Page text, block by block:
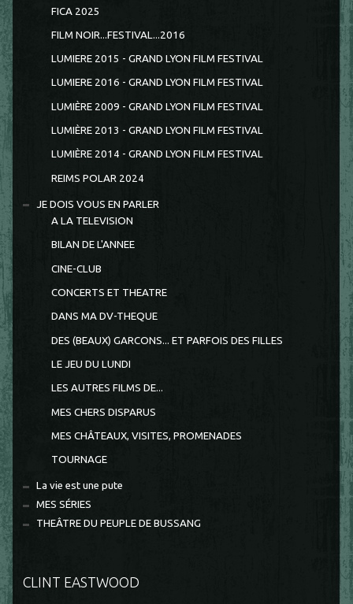
FICA 2025
FILM NOIR...FESTIVAL...2016
LUMIERE 2015 - GRAND LYON FILM FESTIVAL
LUMIERE 2016 - GRAND LYON FILM FESTIVAL
LUMIÈRE 2009 - GRAND LYON FILM FESTIVAL
LUMIÈRE 2013 - GRAND LYON FILM FESTIVAL
LUMIÈRE 2014 - GRAND LYON FILM FESTIVAL
REIMS POLAR 2024
JE DOIS VOUS EN PARLER
A LA TELEVISION
BILAN DE L'ANNEE
CINE-CLUB
CONCERTS ET THEATRE
DANS MA DV-THEQUE
DES (BEAUX) GARCONS... ET PARFOIS DES FILLES
LE JEU DU LUNDI
LES AUTRES FILMS DE...
MES CHERS DISPARUS
MES CHÂTEAUX, VISITES, PROMENADES
TOURNAGE
La vie est une pute
MES SÉRIES
THEÂTRE DU PEUPLE DE BUSSANG
CLINT EASTWOOD